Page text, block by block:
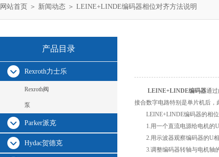
网站首页 ＞ 新闻动态 ＞ LEINE+LINDE编码器相位对齐方法说明
产品目录
Rexroth力士乐
Rexroth阀
泵
Parker派克
Hydac贺德克
LEINE+LINDE编码器通
接合数字电路特别是单片机后
LEINE+LINDE编码器的相位
1.用一个直流电源给电机的
2.用示波器观察编码器的U相
3.调整编码器转轴与电机轴